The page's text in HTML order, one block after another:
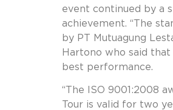
event continued by a
achievement. “The
by PT Mutuagung
Hartono who said
best performance.
“The ISO 9001:2008
Tour is valid for two